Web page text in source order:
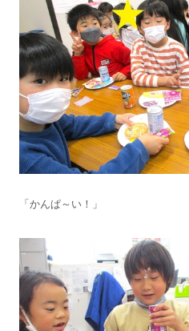
「かんぱ～い！」